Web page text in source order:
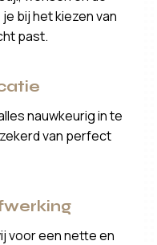
bij het kiezen van
past.
nauwkeurig in te
van perfect
voor een nette en